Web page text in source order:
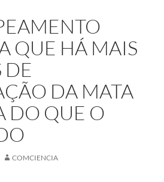
QUE HÁ MAIS
DE
DA MATA
DO QUE O
COMCIENCIA